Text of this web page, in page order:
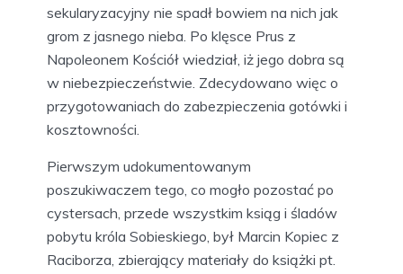
sekularyzacyjny nie spadł bowiem na nich jak
grom z jasnego nieba. Po klęsce Prus z
Napoleonem Kościół wiedział, iż jego dobra są
w niebezpieczeństwie. Zdecydowano więc o
przygotowaniach do zabezpieczenia gotówki i
kosztowności.
Pierwszym udokumentowanym
poszukiwaczem tego, co mogło pozostać po
cystersach, przede wszystkim ksiąg i śladów
pobytu króla Sobieskiego, był Marcin Kopiec z
Raciborza, zbierający materiały do książki pt.